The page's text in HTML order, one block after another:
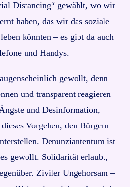
Distancing“ gewählt, wo wir
haben, das wir das soziale
könnten – es gibt da auch
und Handys.
gewollt, denn
und transparent reagieren
und Desinformation,
Vorgehen, den Bürgern
Denunziantentum ist
gewollt. Solidarität erlaubt,
Ziviler Ungehorsam –